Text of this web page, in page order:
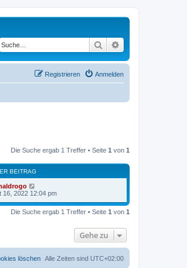
Suche
Anmelden
Registrieren
Die Suche ergab 1 Treffer • Seite 1 von 1
BEITRAG
16, 2022 12:04 pm
Die Suche ergab 1 Treffer • Seite 1 von 1
Gehe zu
Alle Zeiten sind UTC+02:00
löschen